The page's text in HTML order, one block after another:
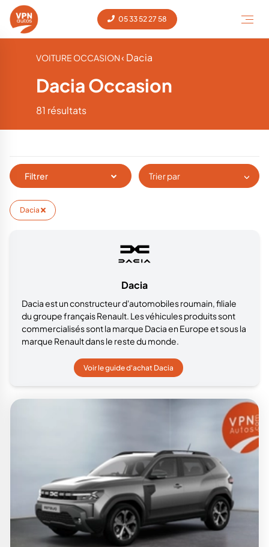
05 33 52 27 58
VOITURE OCCASION‹ Dacia
Dacia Occasion
81 résultats
Filtrer Trier par
Dacia
Dacia
Dacia est un constructeur d'automobiles roumain, filiale
du groupe français Renault. Les véhicules produits sont
commercialisés sont la marque Dacia en Europe et sous la
marque Renault dans le reste du monde.
Voir le guide d'achat Dacia